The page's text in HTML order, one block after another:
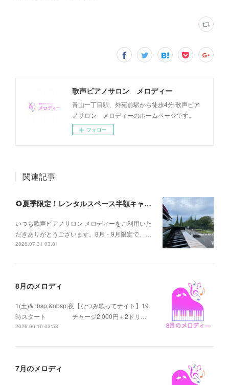
歌声ピアノサロン メロディー
青山一丁目駅、外苑前駅から徒歩4分 歌声ピア
ノサロン メロディーのホームページです。
フォロー
関連記事
🌻夏季限定！レンタルスペース半額キャンペーンのお知らせ
いつも歌声ピアノサロン メロディーをご利用いた
だきありがとうございます。8月・9月限定で、…
2026.07.31 03:01
8月のメロディ
1(土)&nbsp;&nbsp;夜【なつみ歌ってナイト】19
時スタート チャージ2,000円＋2ドリ…
2026.06.16 03:58
7月のメロディ